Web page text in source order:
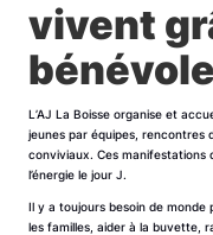
vivent
L’AJ La Boisse organise et
jeunes par équipes, rencontres
conviviaux. Ces manifestations
l’énergie le jour J.
Il y a toujours besoin de monde
les familles, aider à la buvette,